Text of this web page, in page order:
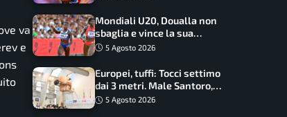
va
e
Mondiali U20, Doualla non
sbaglia e vince la sua
batteria sui 100 metri:
5 Agosto 2026
Europei, tuffi: Tocci settimo
dai 3 metri. Male Santoro,
Wesemann si prende l’oro
5 Agosto 2026